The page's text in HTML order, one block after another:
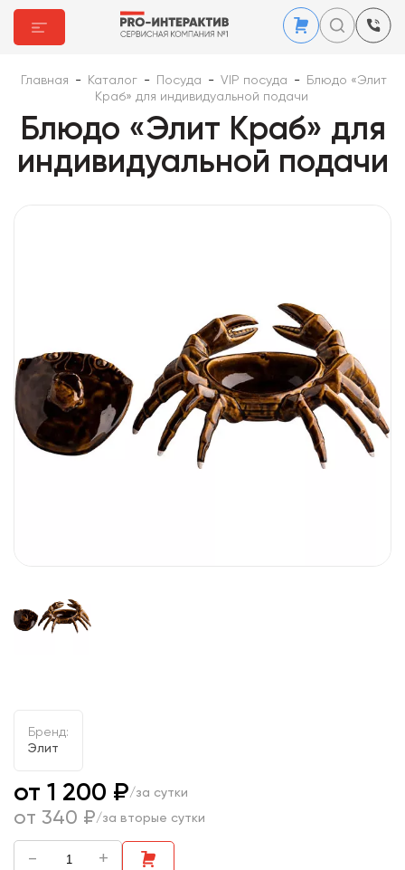
Главная - Каталог - Посуда - VIP посуда -
Блюдо «Элит
Краб» для индивидуальной подачи
Блюдо «Элит Краб» для
индивидуальной подачи
Бренд:
Элит
от 1 200 ₽/за сутки
от 340 ₽/за вторые сутки
- +